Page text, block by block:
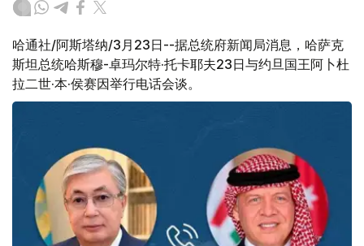
哈通社/阿斯塔纳/3月23日--据总统府新闻局消息，哈萨克
斯坦总统哈斯穆-卓玛尔特·托卡耶夫23日与约旦国王阿卜杜
拉二世·本·侯赛因举行电话会谈。